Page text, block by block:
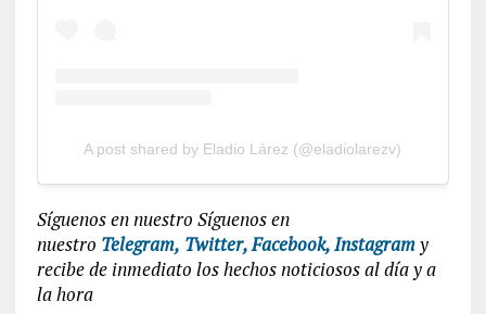
A post shared by Eladio Lárez (@eladiolarezv)
Síguenos en nuestro Síguenos en
nuestro Telegram, Twitter,Facebook,Instagramy
recibe de inmediato los hechos noticiosos al día y a
la hora